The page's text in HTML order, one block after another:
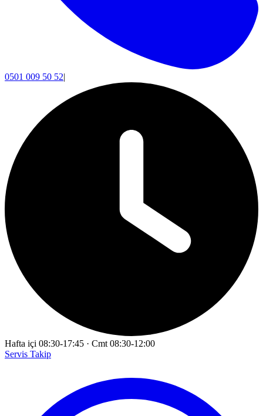
0501 009 50 52|
Hafta içi 08:30-17:45 · Cmt 08:30-12:00
Servis Takip